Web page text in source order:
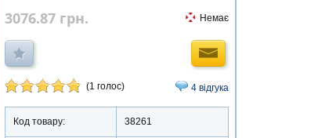
3076.87 грн. Немає
(1 голос) 4 відгука
Код товару: 38261